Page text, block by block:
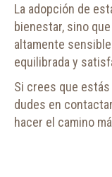
La adopción de
bienestar, sino
altamente
equilibrada y
Si crees que
dudes en
hacer el camino